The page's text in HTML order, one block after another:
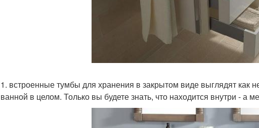
1. встроенные тумбы для хранения в закрытом виде выглядят как
ванной в целом. Только вы будете знать, что находится внутри - а